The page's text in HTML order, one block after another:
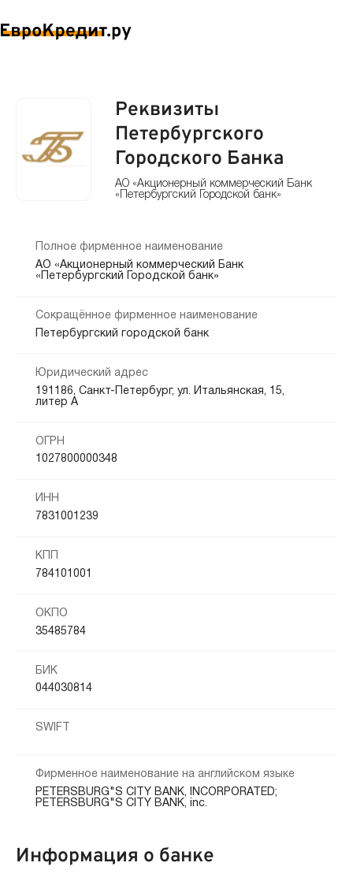
Реквизиты
Петербургского
Городского Банка
АО «Акционерный коммерческий Банк
«Петербургский Городской банк»
Полное фирменное наименование
АО «Акционерный коммерческий Банк
«Петербургский Городской банк»
Сокращённое фирменное наименование
Петербургский городской банк
Юридический адрес
191186, Санкт-Петербург, ул. Итальянская, 15,
литер А
ОГРН
1027800000348
ИНН
7831001239
КПП
784101001
ОКПО
35485784
БИК
044030814
SWIFT
Фирменное наименование на английском языке
PETERSBURG"S CITY BANK, INCORPORATED;
PETERSBURG"S CITY BANK, inc.
Информация о банке